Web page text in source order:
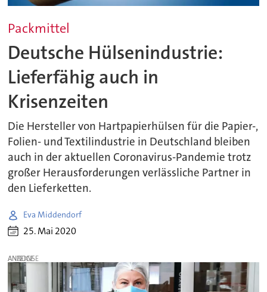
Packmittel
Deutsche Hülsenindustrie:
Lieferfähig auch in
Krisenzeiten
Die Hersteller von Hartpapierhülsen für die Papier-,
Folien- und Textilindustrie in Deutschland bleiben
auch in der aktuellen Coronavirus-Pandemie trotz
großer Herausforderungen verlässliche Partner in
den Lieferketten.
Eva Middendorf
25. Mai 2020
ANZEIGE